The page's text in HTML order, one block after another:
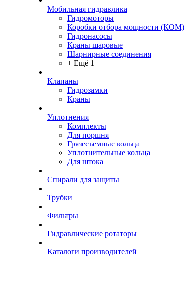
Мобильная гидравлика
Гидромоторы
Коробки отбора мощности (КОМ)
Гидронасосы
Краны шаровые
Шарнирные соединения
+ Ещё 1
Клапаны
Гидрозамки
Краны
Уплотнения
Комплекты
Для поршня
Грязесъемные кольца
Уплотнительные кольца
Для штока
Спирали для защиты
Трубки
Фильтры
Гидравлические ротаторы
Каталоги производителей